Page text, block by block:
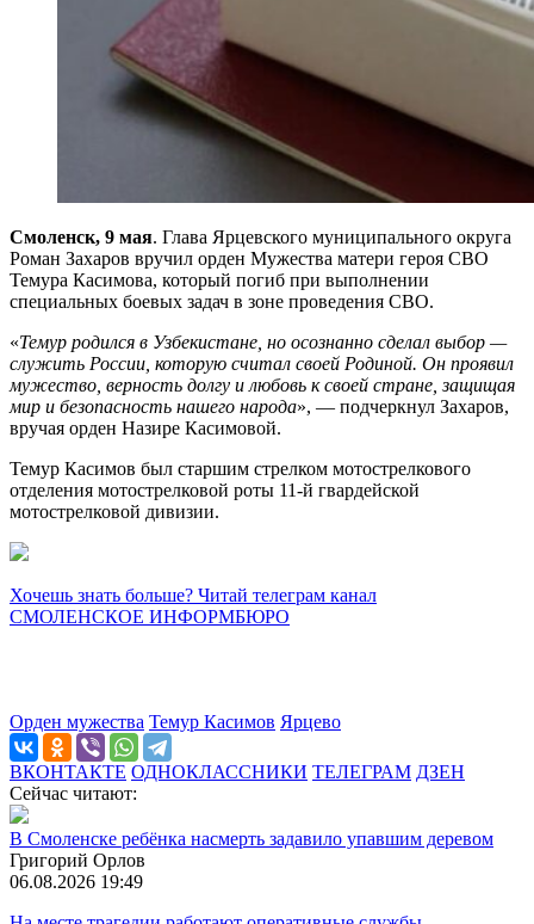
Смоленск, 9 мая. Глава Ярцевского муниципального округа
Роман Захаров вручил орден Мужества матери героя СВО
Темура Касимова, который погиб при выполнении
специальных боевых задач в зоне проведения СВО.
«Темур родился в Узбекистане, но осознанно сделал выбор —
служить России, которую считал своей Родиной. Он проявил
мужество, верность долгу и любовь к своей стране, защищая
мир и безопасность нашего народа», — подчеркнул Захаров,
вручая орден Назире Касимовой.
Темур Касимов был старшим стрелком мотострелкового
отделения мотострелковой роты 11‑й гвардейской
мотострелковой дивизии.
Хочешь знать больше? Читай телеграм канал
СМОЛЕНСКОЕ ИНФОРМБЮРО
Орден мужества Темур Касимов Ярцево
ВКОНТАКТЕ ОДНОКЛАССНИКИ ТЕЛЕГРАМ ДЗЕН
Сейчас читают:
В Смоленске ребёнка насмерть задавило упавшим деревом
Григорий Орлов
06.08.2026 19:49